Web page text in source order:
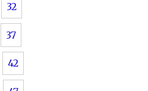
32
37
42